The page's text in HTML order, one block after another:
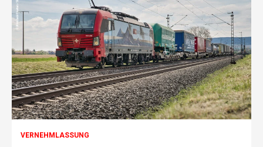
VERNEHMLASSUNG